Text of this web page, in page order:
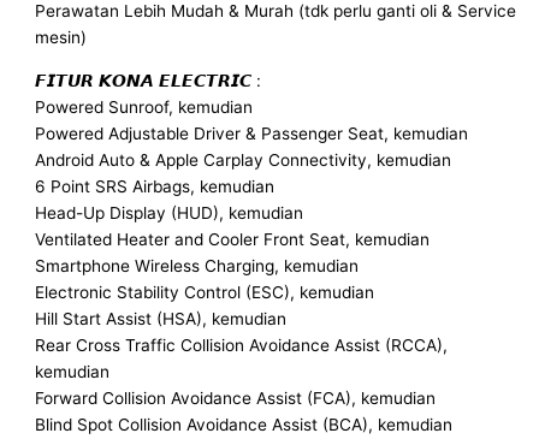
Perawatan Lebih Mudah & Murah (tdk perlu ganti oli & Service
mesin)
𝙁𝙄𝙏𝙐𝙍 𝙆𝙊𝙉𝘼 𝙀𝙇𝙀𝘾𝙏𝙍𝙄𝘾 :
Powered Sunroof, kemudian
Powered Adjustable Driver & Passenger Seat, kemudian
Android Auto & Apple Carplay Connectivity, kemudian
6 Point SRS Airbags, kemudian
Head-Up Display (HUD), kemudian
Ventilated Heater and Cooler Front Seat, kemudian
Smartphone Wireless Charging, kemudian
Electronic Stability Control (ESC), kemudian
Hill Start Assist (HSA), kemudian
Rear Cross Traffic Collision Avoidance Assist (RCCA),
kemudian
Forward Collision Avoidance Assist (FCA), kemudian
Blind Spot Collision Avoidance Assist (BCA), kemudian